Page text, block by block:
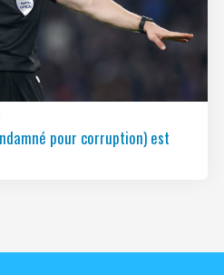
pour corruption) est